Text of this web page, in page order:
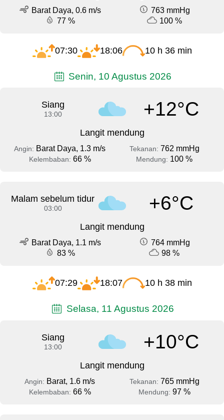
Barat Daya, 0.6 m/s
763 mmHg
77 %
100 %
07:30 18:06 10 h 36 min
Senin, 10 Agustus 2026
Siang
13:00 +12°C
Langit mendung
Angin: Barat Daya, 1.3 m/s Tekanan: 762 mmHg
Kelembaban: 66 % Mendung: 100 %
Malam sebelum tidur
03:00 +6°C
Langit mendung
Barat Daya, 1.1 m/s
764 mmHg
83 %
98 %
07:29 18:07 10 h 38 min
Selasa, 11 Agustus 2026
Siang
13:00 +10°C
Langit mendung
Angin: Barat, 1.6 m/s Tekanan: 765 mmHg
Kelembaban: 66 % Mendung: 97 %